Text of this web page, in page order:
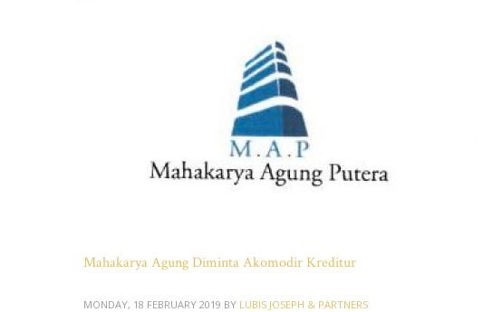
Mahakarya Agung Diminta Akomodir Kreditur
MONDAY, 18 FEBRUARY 2019 BY LUBIS JOSEPH & PARTNERS